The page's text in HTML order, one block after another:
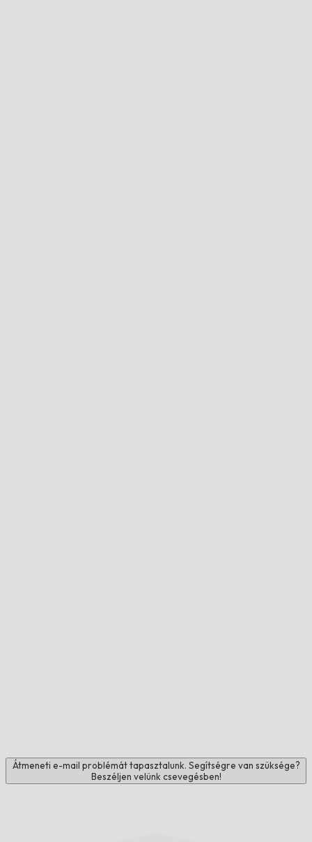
Átmeneti e-mail problémát tapasztalunk. Segítségre van szüksége?
Beszéljen velünk csevegésben!